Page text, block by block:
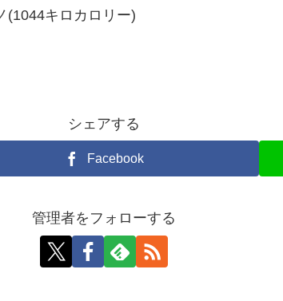
(1044キロカロリー)
シェアする
Facebook
管理者をフォローする